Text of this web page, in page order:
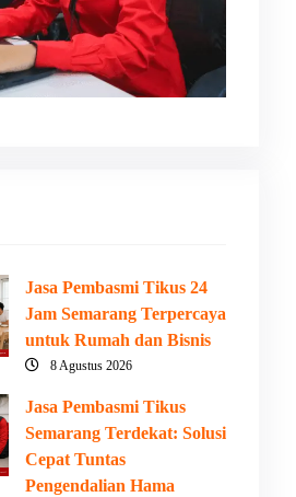
Jasa Pembasmi Tikus 24
Jam Semarang Terpercaya
untuk Rumah dan Bisnis
8 Agustus 2026
Jasa Pembasmi Tikus
Semarang Terdekat: Solusi
Cepat Tuntas
Pengendalian Hama